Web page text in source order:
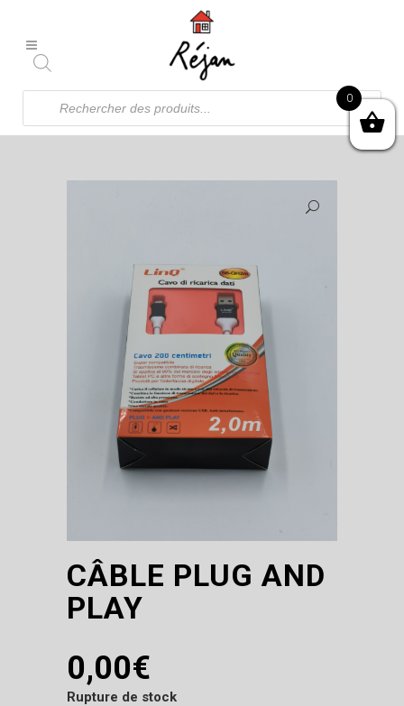
Recherche
produits
CÂBLE PLUG AND
PLAY
0,00€
Rupture de stock
0